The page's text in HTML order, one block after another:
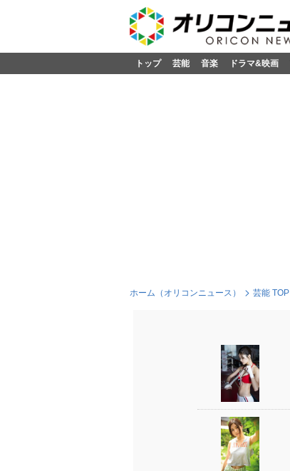
トップ 芸能 音楽 ドラマ&映画
ホーム（オリコンニュース） 芸能 TOP